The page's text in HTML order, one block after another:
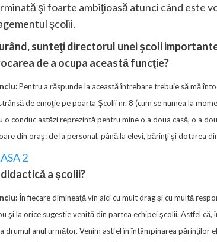
şi foarte ambiţioasă atunci când este
şcolii.
sunteţi directorul unei şcoli
de a ocupa această funcţie?
Pentru a răspunde la această întrebare trebuie să mă
de emoţie pe poarta Şcolii nr. 8 (cum se numea la
o conduc astăzi reprezintă pentru mine o a doua casă, o a
din oraş: de la personal, până la elevi, părinţi şi dotarea
a şcolii?
În fiecare dimineaţă vin aici cu mult drag şi cu multă
şi la orice sugestie venită din partea echipei şcolii. Astfel
drumul anul următor. Venim astfel în întâmpinarea părinţilor